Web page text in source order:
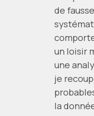
de
un loisir
une
je
la